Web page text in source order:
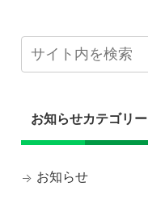
お知らせカテゴリー
お知らせ